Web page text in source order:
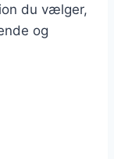
du vælger,
og